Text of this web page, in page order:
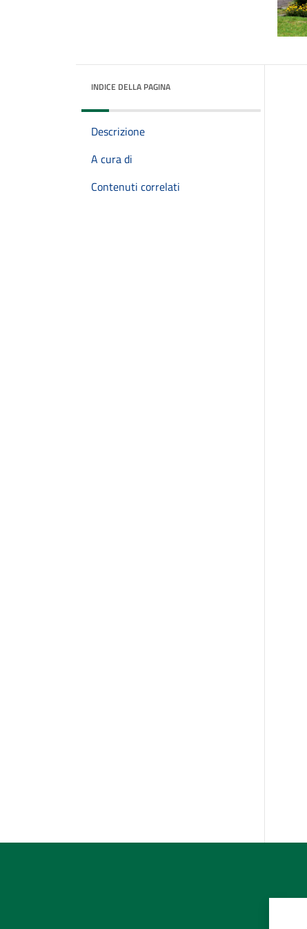
INDICE DELLA PAGINA
Descrizione
A cura di
Contenuti correlati